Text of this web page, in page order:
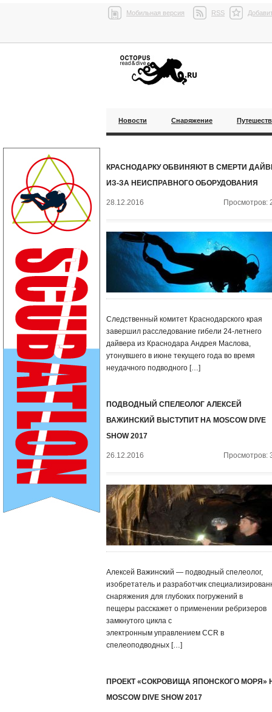
Мобильная версия RSS
Новости Снаряжение
КРАСНОДАРКУ ОБВИНЯЮТ В СМЕРТИ
ИЗ-ЗА НЕИСПРАВНОГО ОБОРУДОВАНИЯ
28.12.2016 Просмотров:
Следственный комитет Краснодарского края
завершил расследование гибели 24-летнего
дайвера из Краснодара Андрея Маслова,
утонувшего в июне текущего года во время
неудачного подводного […]
ПОДВОДНЫЙ СПЕЛЕОЛОГ АЛЕКСЕЙ
ВАЖИНСКИЙ ВЫСТУПИТ НА MOSCOW DIVE
SHOW 2017
26.12.2016 Просмотров:
Алексей Важинский — подводный спелеолог,
изобретатель и разработчик
снаряжения для глубоких погружений в
пещеры расскажет о применении ребризеров
замкнутого цикла с
электронным управлением CCR в
спелеоподводных […]
ПРОЕКТ «СОКРОВИЩА ЯПОНСКОГО МОРЯ»
MOSCOW DIVE SHOW 2017